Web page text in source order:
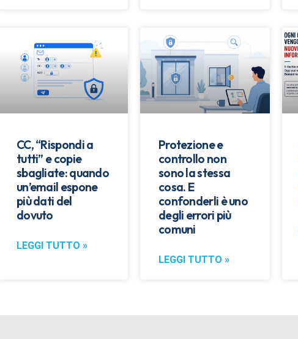
CC, “Rispondi a
tutti” e copie
sbagliate: quando
un’email espone
più dati del
dovuto
LEGGI TUTTO »
Protezione e
controllo non
sono la stessa
cosa. E
confonderli è uno
degli errori più
comuni
LEGGI TUTTO »